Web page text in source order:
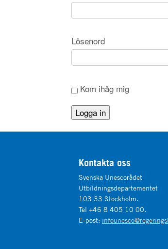
Lösenord
Kom ihåg mig
Kontakta oss
Svenska Unescorådet
Utbildningsdepartementet
103 33 Stockholm.
Tel +46 8 405 10 00.
E-post: